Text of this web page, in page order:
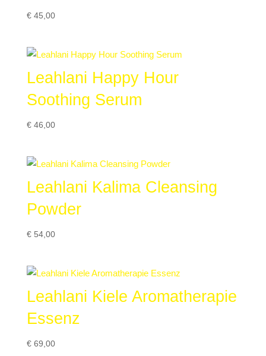
€45,00
Leahlani Happy Hour
Soothing Serum
€46,00
Leahlani Kalima Cleansing
Powder
€54,00
Leahlani Kiele Aromatherapie
Essenz
€69,00